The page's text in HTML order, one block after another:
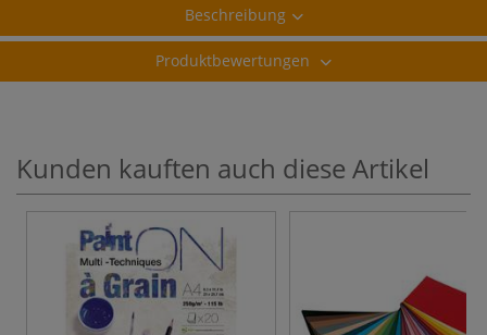
Beschreibung
Produktbewertungen
Kunden kauften auch diese Artikel